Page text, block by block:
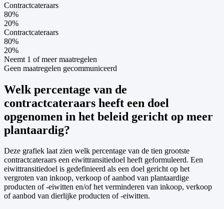
Contractcateraars
80%
20%
Contractcateraars
80%
20%
Neemt 1 of meer maatregelen
Geen maatregelen gecommuniceerd
Welk percentage van de
contractcateraars heeft een doel
opgenomen in het beleid gericht op meer
plantaardig?
Deze grafiek laat zien welk percentage van de tien grootste
contractcateraars een eiwittransitiedoel heeft geformuleerd. Een
eiwittransitiedoel is gedefinieerd als een doel gericht op het
vergroten van inkoop, verkoop of aanbod van plantaardige
producten of -eiwitten en/of het verminderen van inkoop, verkoop
of aanbod van dierlijke producten of -eiwitten.